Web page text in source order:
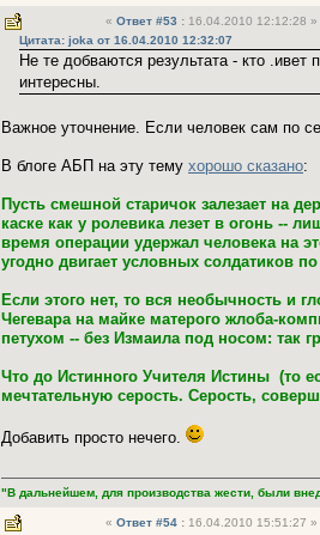
« Ответ #53 : 16.04.2010 12:12:28 »
Цитата: joka от 16.04.2010 12:32:07
Не те добваются результата - кто
интересны.
Важное уточнение. Если человек сам по
В блоге АБП на эту тему хорошо сказано:
Пусть смешной старичок залезает на
каске как у ролевика лезет в огонь --
время операции удержал человека на
угодно двигает условных солдатиков
Если этого нет, то вся необычность и
Чегевара на майке матерого жлоба-
петухом -- без Измаила под носом: так
Что до Истинного Учителя Истины (то
мечтательную серость. Серость,
Добавить просто нечего.
"В дальнейшем, для производства жести, были
« Ответ #54 : 16.04.2010 15:51:27 »